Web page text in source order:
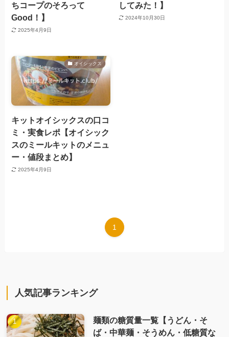
ちコープのそろって
Good！】
2025年4月9日
してみた！】
2024年10月30日
オイシックス
キットオイシックスの口コ
ミ・実食レポ【オイシック
スのミールキットのメニュ
ー・値段まとめ】
2025年4月9日
1
人気記事ランキング
麺類の糖質量一覧【うどん・そ
ば・中華麺・そうめん・低糖質な